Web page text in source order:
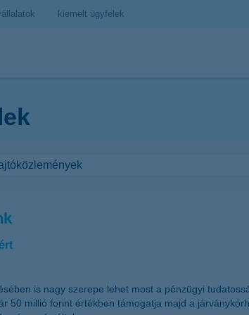
kiemelt ügyfelek
is nagy szerepe lehet most a pénzügyi
50 millió forint értékben támogatja majd a